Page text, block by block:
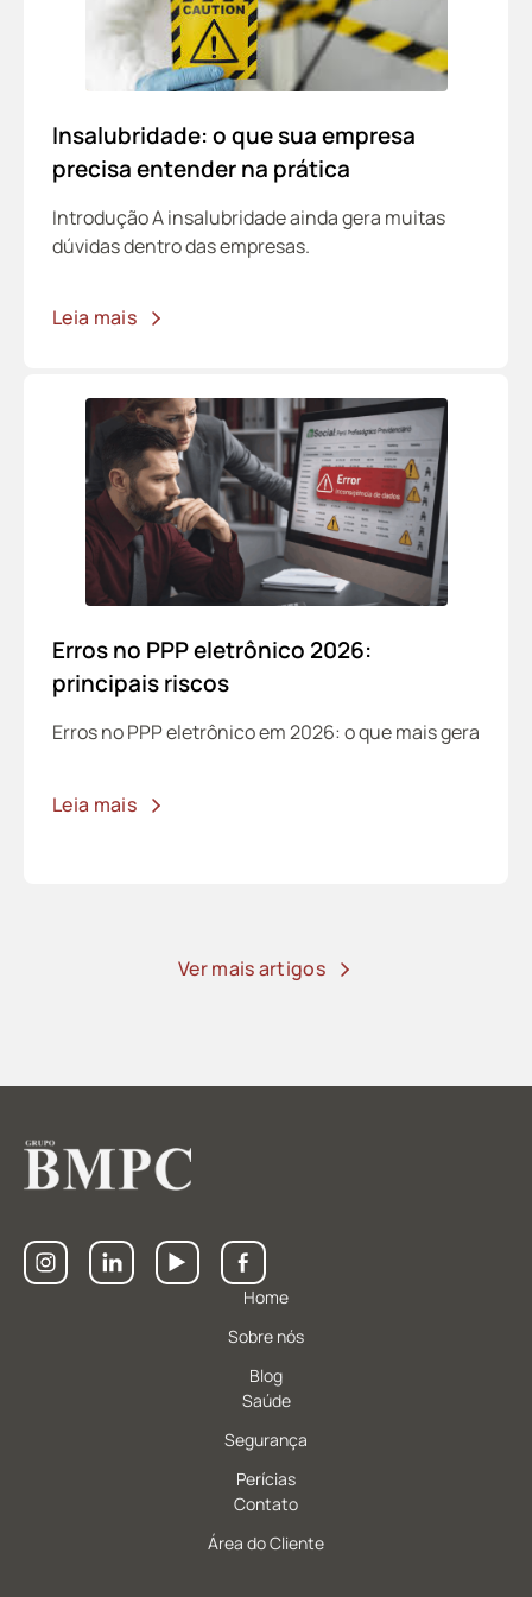
Ver mais artigos
Insalubridade: o que sua empresa
precisa entender na prática
Introdução A insalubridade ainda gera muitas
dúvidas dentro das empresas.
Leia mais
Erros no PPP eletrônico 2026:
principais riscos
Erros no PPP eletrônico em 2026: o que mais gera
Leia mais
Home
Sobre nós
Blog
Saúde
Segurança
Perícias
Contato
Área do Cliente